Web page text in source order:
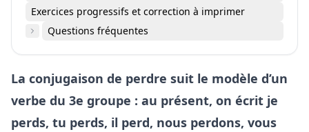
Exercices progressifs et correction à imprimer
Questions fréquentes
La conjugaison de perdre suit le modèle d’un
verbe du 3e groupe : au présent, on écrit je
perds, tu perds, il perd, nous perdons, vous